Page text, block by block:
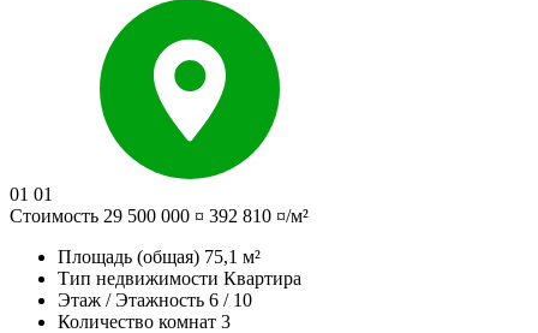
01 01
Стоимость 29 500 000 ¤ 392 810 ¤/м²
Площадь (общая) 75,1 м²
Тип недвижимости Квартира
Этаж / Этажность 6 / 10
Количество комнат 3